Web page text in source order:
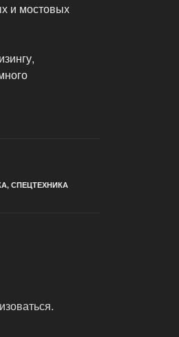
и мостовых
, СПЕЦТЕХНИКА
.